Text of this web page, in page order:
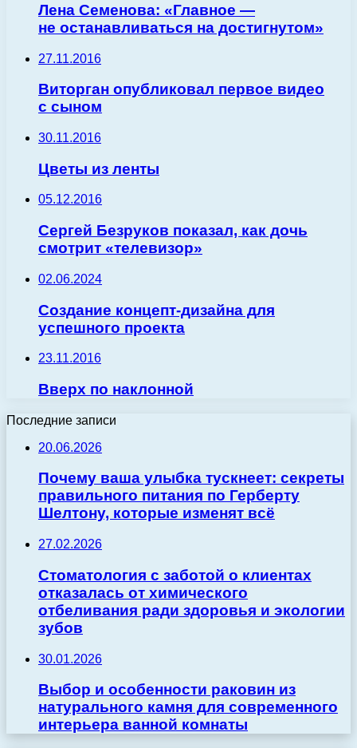
Лена Семенова: «Главное —
не останавливаться на достигнутом»
27.11.2016
Виторган опубликовал первое видео
с сыном
30.11.2016
Цветы из ленты
05.12.2016
Сергей Безруков показал, как дочь
смотрит «телевизор»
02.06.2024
Создание концепт-дизайна для
успешного проекта
23.11.2016
Вверх по наклонной
Последние записи
20.06.2026
Почему ваша улыбка тускнеет: секреты
правильного питания по Герберту
Шелтону, которые изменят всё
27.02.2026
Стоматология с заботой о клиентах
отказалась от химического
отбеливания ради здоровья и экологии
зубов
30.01.2026
Выбор и особенности раковин из
натурального камня для современного
интерьера ванной комнаты